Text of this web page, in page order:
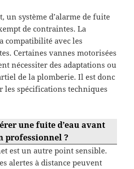
un système d’alarme de fuite
de contraintes. La
compatibilité avec les
Certaines vannes motorisées
nécessiter des adaptations ou
de la plomberie. Il est donc
spécifications techniques
une fuite d’eau avant
professionnel ?
est un autre point sensible.
alertes à distance peuvent